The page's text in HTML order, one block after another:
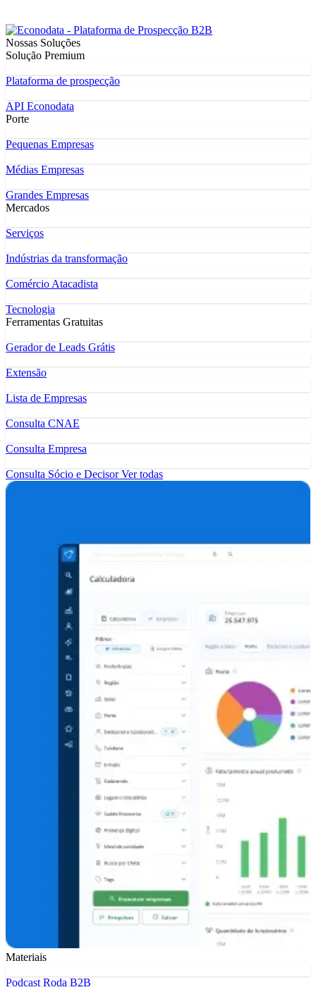
Nossas Soluções
Solução Premium
Plataforma de prospecção
API Econodata
Porte
Pequenas Empresas
Médias Empresas
Grandes Empresas
Mercados
Serviços
Indústrias da transformação
Comércio Atacadista
Tecnologia
Ferramentas Gratuitas
Gerador de Leads Grátis
Extensão
Lista de Empresas
Consulta CNAE
Consulta Empresa
Consulta Sócio e DecisorVer todas
Materiais
Podcast Roda B2B